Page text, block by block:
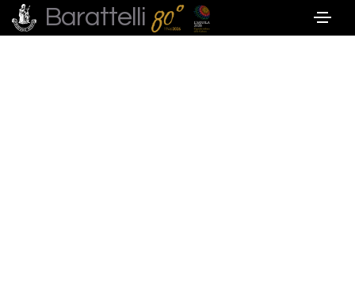
Barattelli